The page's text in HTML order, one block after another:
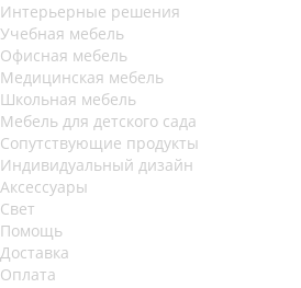
Интерьерные решения
Учебная мебель
Офисная мебель
Медицинская мебель
Школьная мебель
Мебель для детского сада
Сопутствующие продукты
Индивидуальный дизайн
Аксессуары
Свет
Помощь
Доставка
Оплата